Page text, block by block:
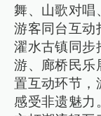
舞、山歌对唱
游客同台互动
濯水古镇同步
游、廊桥民乐
置互动环节，
感受非遗魅力